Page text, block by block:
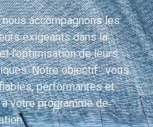
accompagnons les
exigeants dans la
l’optimisation de leurs
Notre objectif : vous
performantes et
votre programme de